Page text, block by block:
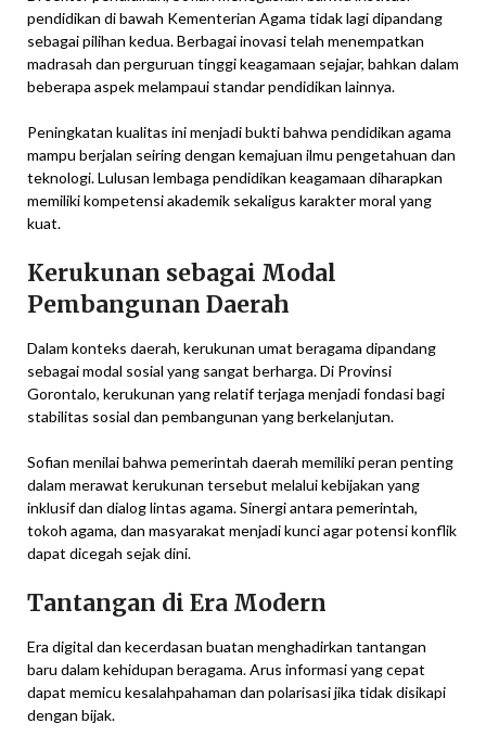
pendidikan di bawah Kementerian Agama tidak lagi dipandang
sebagai pilihan kedua. Berbagai inovasi telah menempatkan
madrasah dan perguruan tinggi keagamaan sejajar, bahkan dalam
beberapa aspek melampaui standar pendidikan lainnya.
Peningkatan kualitas ini menjadi bukti bahwa pendidikan agama
mampu berjalan seiring dengan kemajuan ilmu pengetahuan dan
teknologi. Lulusan lembaga pendidikan keagamaan diharapkan
memiliki kompetensi akademik sekaligus karakter moral yang
kuat.
Kerukunan sebagai Modal
Pembangunan Daerah
Dalam konteks daerah, kerukunan umat beragama dipandang
sebagai modal sosial yang sangat berharga. Di Provinsi
Gorontalo, kerukunan yang relatif terjaga menjadi fondasi bagi
stabilitas sosial dan pembangunan yang berkelanjutan.
Sofian menilai bahwa pemerintah daerah memiliki peran penting
dalam merawat kerukunan tersebut melalui kebijakan yang
inklusif dan dialog lintas agama. Sinergi antara pemerintah,
tokoh agama, dan masyarakat menjadi kunci agar potensi konflik
dapat dicegah sejak dini.
Tantangan di Era Modern
Era digital dan kecerdasan buatan menghadirkan tantangan
baru dalam kehidupan beragama. Arus informasi yang cepat
dapat memicu kesalahpahaman dan polarisasi jika tidak disikapi
dengan bijak.